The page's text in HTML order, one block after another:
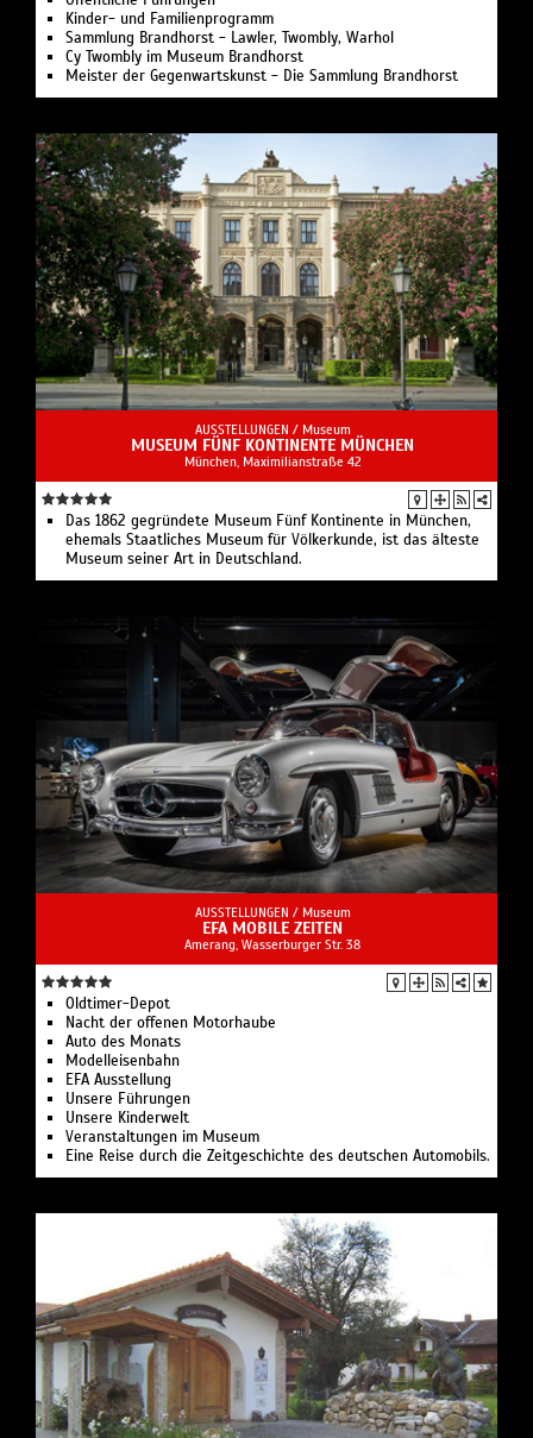
Kinder- und Familienprogramm
Sammlung Brandhorst - Lawler, Twombly, Warhol
Cy Twombly im Museum Brandhorst
Meister der Gegenwartskunst - Die Sammlung Brandhorst
AUSSTELLUNGEN / Museum
MUSEUM FÜNF KONTINENTE MÜNCHEN
München, Maximilianstraße 42
Das 1862 gegründete Museum Fünf Kontinente in München,
ehemals Staatliches Museum für Völkerkunde, ist das älteste
Museum seiner Art in Deutschland.
AUSSTELLUNGEN / Museum
EFA MOBILE ZEITEN
Amerang, Wasserburger Str. 38
Oldtimer-Depot
Nacht der offenen Motorhaube
Auto des Monats
Modelleisenbahn
EFA Ausstellung
Unsere Führungen
Unsere Kinderwelt
Veranstaltungen im Museum
Eine Reise durch die Zeitgeschichte des deutschen Automobils.